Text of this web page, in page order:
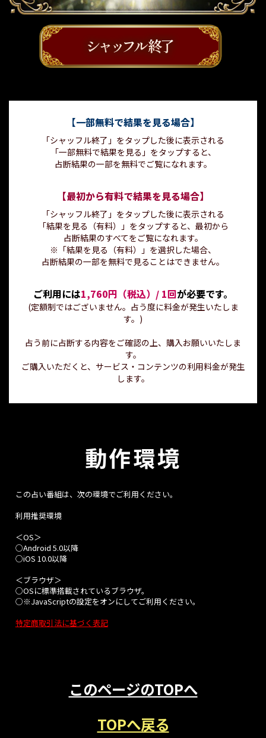
【一部無料で結果を見る場合】
「シャッフル終了」をタップした後に表示される
「一部無料で結果を見る」をタップすると、
占断結果の一部を無料でご覧になれます。
【最初から有料で結果を見る場合】
「シャッフル終了」をタップした後に表示される
「結果を見る（有料）」をタップすると、最初から
占断結果のすべてをご覧になれます。
※「結果を見る（有料）」を選択した場合、
占断結果の一部を無料で見ることはできません。
ご利用には1,760円（税込）/ 1回が必要です。
(定額制ではございません。占う度に料金が発生いたしま
す。)
占う前に占断する内容をご確認の上、購入お願いいたしま
す。
ご購入いただくと、サービス・コンテンツの利用料金が発生
します。
動作環境
この占い番組は、次の環境でご利用ください。
利用推奨環境
＜OS＞
○Android 5.0以降
○iOS 10.0以降
＜ブラウザ＞
○OSに標準搭載されているブラウザ。
○※JavaScriptの設定をオンにしてご利用ください。
特定商取引法に基づく表記
このページのTOPへ
TOPへ戻る